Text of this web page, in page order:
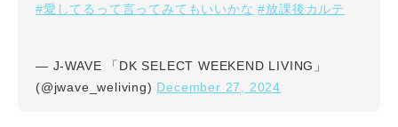
#愛してるって言ってみてもいいかな #放課後カルテ
— J-WAVE 「DK SELECT WEEKEND LIVING」
(@jwave_weliving) December 27, 2024